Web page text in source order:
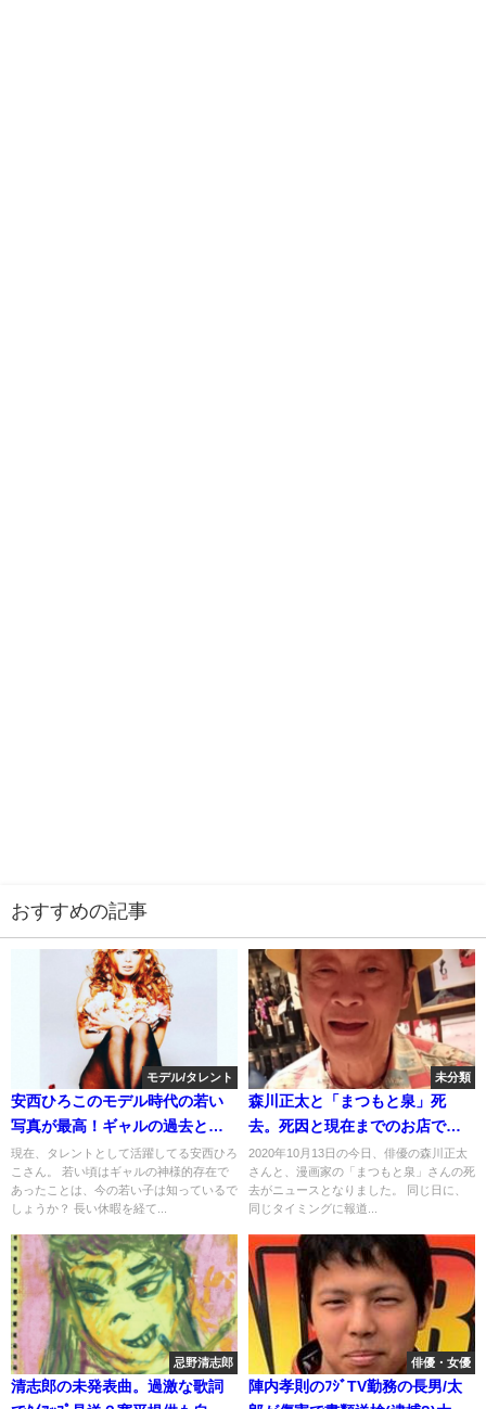
おすすめの記事
モデル/タレント
安西ひろこのモデル時代の若い
写真が最高！ギャルの過去と現
在(画像)
現在、タレントとして活躍してる安西ひろ
こさん。 若い頃はギャルの神様的存在で
あったことは、今の若い子は知っているで
しょうか？ 長い休暇を経て...
未分類
森川正太と「まつもと泉」死
去。死因と現在までのお店で韓
国疑惑[画像]
2020年10月13日の今日、俳優の森川正太
さんと、漫画家の「まつもと泉」さんの死
去がニュースとなりました。 同じ日に、
同じタイミングに報道...
忌野清志郎
清志郎の未発表曲。過激な歌詞
俳優・女優
陣内孝則のﾌｼﾞTV勤務の長男/太